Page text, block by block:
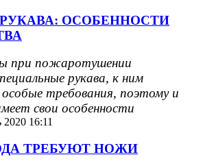
ОСОБЕННОСТИ
при пожаротушении
рукава, к ним
требования, поэтому и
свои особенности
16:11
ТРЕБУЮТ НОЖИ